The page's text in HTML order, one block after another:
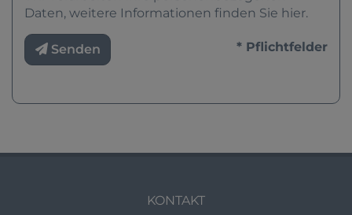
Daten, weitere Informationen finden Sie hier.
Senden * Pflichtfelder
KONTAKT